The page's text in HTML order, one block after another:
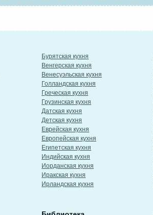
Бурятская кухня
Венгерская кухня
Венесуэльская кухня
Голландская кухня
Греческая кухня
Грузинская кухня
Датская кухня
Детская кухня
Еврейская кухня
Европейская кухня
Египетская кухня
Индийская кухня
Иорданская кухня
Иракская кухня
Ирландская кухня